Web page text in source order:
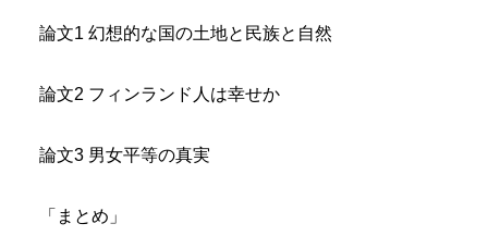
論文1 幻想的な国の土地と民族と自然
論文2 フィンランド人は幸せか
論文3 男女平等の真実
「まとめ」